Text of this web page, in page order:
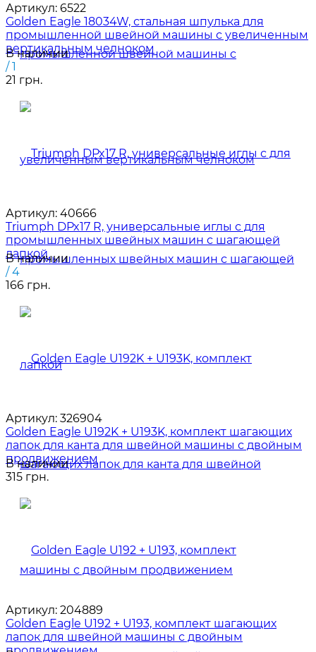
Артикул: 6522
Golden Eagle 18034W, стальная шпулька для
промышленной швейной машины с увеличенным
вертикальным челноком
В наличии
/ 1
21 грн.
Артикул: 40666
Triumph DPx17 R, универсальные иглы с для
промышленных швейных машин с шагающей
лапкой
В наличии
/ 4
166 грн.
Артикул: 326904
Golden Eagle U192K + U193K, комплект шагающих
лапок для канта для швейной машины с двойным
продвижением
В наличии
315 грн.
Артикул: 204889
Golden Eagle U192 + U193, комплект шагающих
лапок для швейной машины с двойным